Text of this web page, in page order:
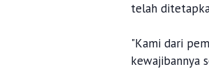
telah
"Kami dari
kewajibannya